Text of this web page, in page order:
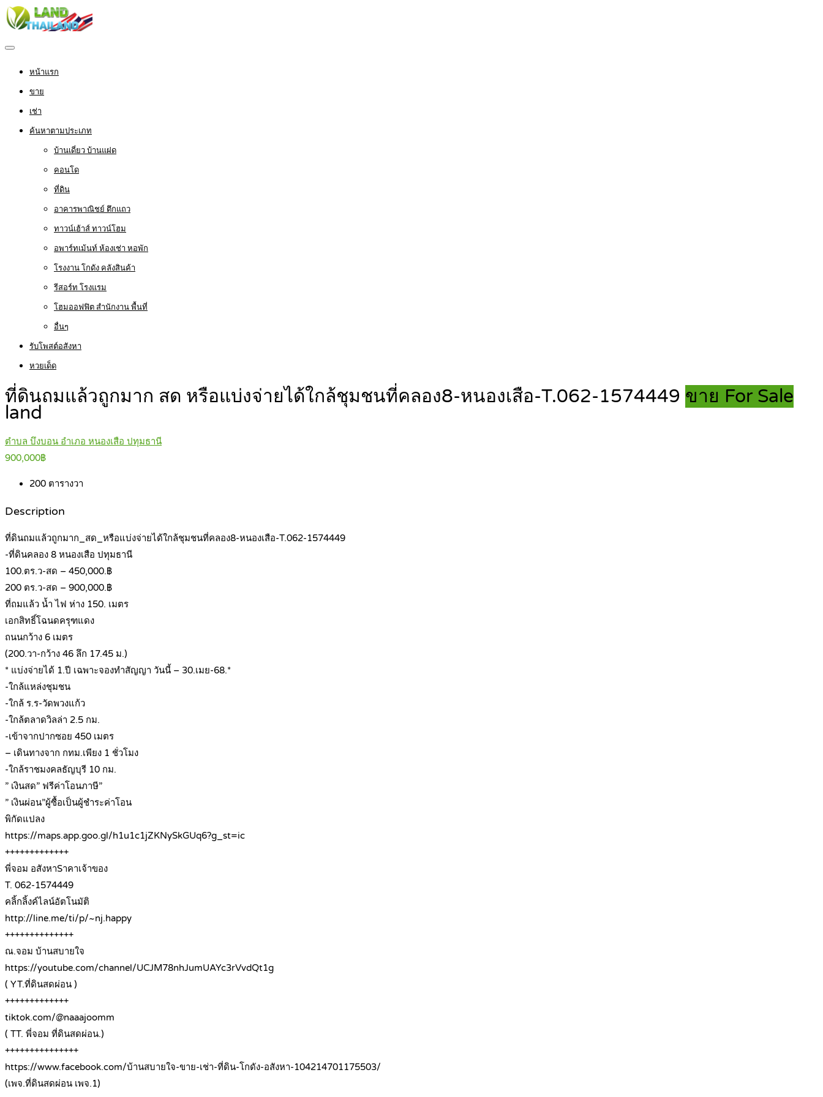
หน้าแรก
ขาย
เช่า
ค้นหาตามประเภท
บ้านเดี่ยว บ้านแฝด
คอนโด
ที่ดิน
อาคารพาณิชย์ ตึกแถว
ทาวน์เฮ้าส์ ทาวน์โฮม
อพาร์ทเม้นท์ ห้องเช่า หอพัก
โรงงาน โกดัง คลังสินค้า
รีสอร์ท โรงแรม
โฮมออฟฟิต สำนักงาน พื้นที่
อื่นๆ
รับโพสต์อสังหา
หวยเด็ด
ที่ดินถมแล้วถูกมาก สด หรือแบ่งจ่ายได้ใกล้ชุมชนที่คลอง8-หนองเสือ-T.062-1574449 ขาย For Sale
land
ตำบล บึงบอน อำเภอ หนองเสือ ปทุมธานี
900,000฿
200 ตารางวา
Description
ที่ดินถมแล้วถูกมาก_สด_หรือแบ่งจ่ายได้ใกล้ชุมชนที่คลอง8-หนองเสือ-T.062-1574449
-ที่ดินคลอง 8 หนองเสือ ปทุมธานี
100.ตร.ว-สด – 450,000.฿
200 ตร.ว-สด – 900,000.฿
ที่ถมแล้ว น้ำ ไฟ ห่าง 150. เมตร
เอกสิทธิ์โฉนดครุฑแดง
ถนนกว้าง 6 เมตร
(200.วา-กว้าง 46 ลึก 17.45 ม.)
* แบ่งจ่ายได้ 1.ปี เฉพาะจองทำสัญญา วันนี้ – 30.เมย-68.*
-ใกล้แหล่งชุมชน
-ใกล้ ร.ร-วัดพวงแก้ว
-ใกล้ตลาดวิลล่า 2.5 กม.
-เข้าจากปากซอย 450 เมตร
– เดินทางจาก กทม.เพียง 1 ชั่วโมง
-ใกล้ราชมงคลธัญบุรี 10 กม.
” เงินสด” ฟรีค่าโอนภาษี”
” เงินผ่อน”ผู้ซื้อเป็นผู้ชำระค่าโอน
พิกัดแปลง
https://maps.app.goo.gl/h1u1c1jZKNySkGUq6?g_st=ic
+++++++++++++
พี่จอม อสังหาSาคาเจ้าของ
T. 062-1574449
คลิ้กลิ้งค์ไลน์อัตโนมัติ
http://line.me/ti/p/~nj.happy
++++++++++++++
ณ.จอม บ้านสบายใจ
https://youtube.com/channel/UCJM78nhJumUAYc3rVvdQt1g
( YT.ที่ดินสดผ่อน )
+++++++++++++
tiktok.com/@naaajoomm
( TT. พี่จอม ที่ดินสดผ่อน.)
+++++++++++++++
https://www.facebook.com/บ้านสบายใจ-ขาย-เช่า-ที่ดิน-โกดัง-อสังหา-104214701175503/
(เพจ.ที่ดินสดผ่อน เพจ.1)